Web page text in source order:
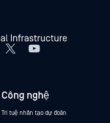
Công nghệ
Trí tuệ nhân tạo dự đoán